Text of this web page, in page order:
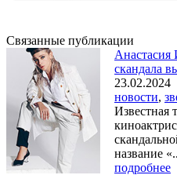
Связанные публикации
Анастасия
скандала
23.02.2024
новости,
Известная
название
подробнее